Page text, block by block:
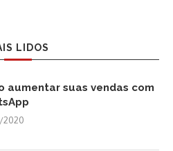
LIDOS
aumentar suas vendas com